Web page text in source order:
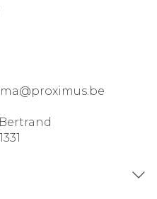
proximus.be